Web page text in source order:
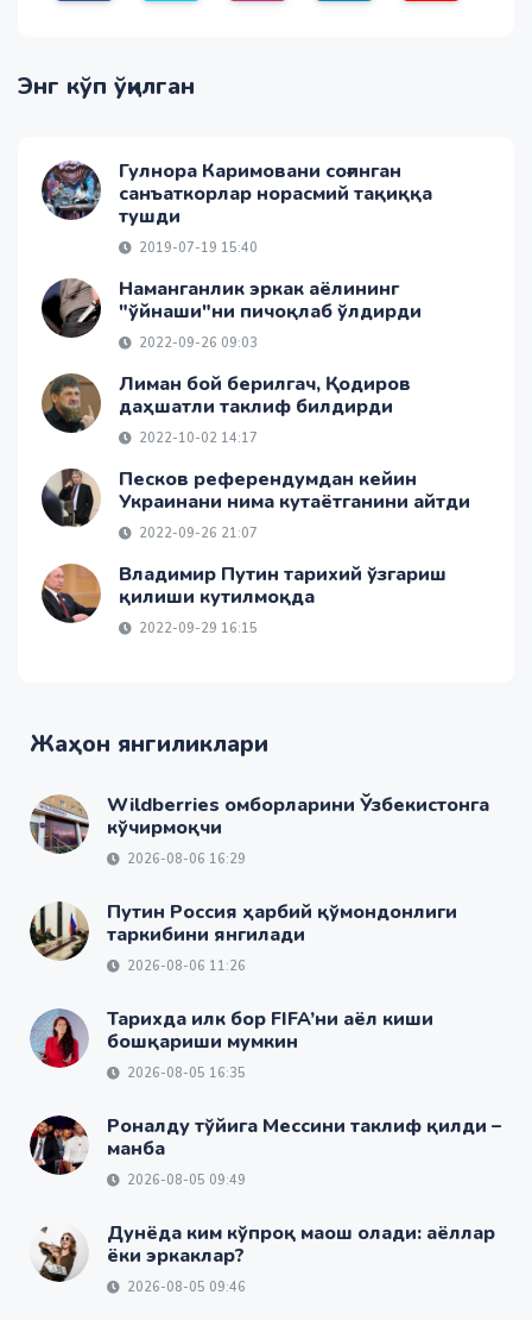
Энг кўп ўқилган
Гулнора Каримовани соғинган
санъаткорлар норасмий тақиққа
тушди
2019-07-19 15:40
Наманганлик эркак аёлининг
"ўйнаши"ни пичоқлаб ўлдирди
2022-09-26 09:03
Лиман бой берилгач, Қодиров
даҳшатли таклиф билдирди
2022-10-02 14:17
Песков референдумдан кейин
Украинани нима кутаётганини айтди
2022-09-26 21:07
Владимир Путин тарихий ўзгариш
қилиши кутилмоқда
2022-09-29 16:15
Жаҳон янгиликлари
Wildberries омборларини Ўзбекистонга
кўчирмоқчи
2026-08-06 16:29
Путин Россия ҳарбий қўмондонлиги
таркибини янгилади
2026-08-06 11:26
Тарихда илк бор FIFA’ни аёл киши
бошқариши мумкин
2026-08-05 16:35
Роналду тўйига Мессини таклиф қилди –
манба
2026-08-05 09:49
Дунёда ким кўпроқ маош олади: аёллар
ёки эркаклар?
2026-08-05 09:46